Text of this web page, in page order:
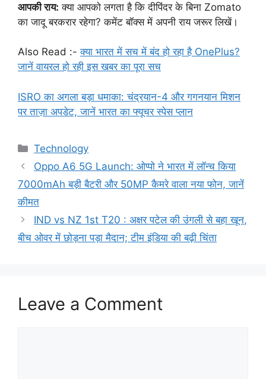
आपकी राय: क्या आपको लगता है कि दीपिंदर के बिना Zomato
का जादू बरकरार रहेगा? कमेंट बॉक्स में अपनी राय जरूर लिखें।
Also Read :-क्या भारत में सच में बंद हो रहा है OnePlus?
जानें वायरल हो रही इस खबर का पूरा सच
ISRO का अगला बड़ा धमाका: चंद्रयान-4 और गगनयान मिशन
पर ताज़ा अपडेट, जानें भारत का फ्यूचर स्पेस प्लान
Categories
Technology
Oppo A6 5G Launch: ओप्पो ने भारत में लॉन्च किया
7000mAh बड़ी बैटरी और 50MP कैमरे वाला नया फोन, जानें
कीमत
IND vs NZ 1st T20 : अक्षर पटेल की उंगली से बहा खून,
बीच ओवर में छोड़ना पड़ा मैदान; टीम इंडिया की बढ़ी चिंता
Leave a Comment